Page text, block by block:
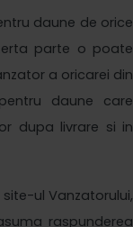
daune de orice
parte o poate
a oricarei din
daune care
dupa livrare si in
site-ul Vanzatorului,
raspunderea